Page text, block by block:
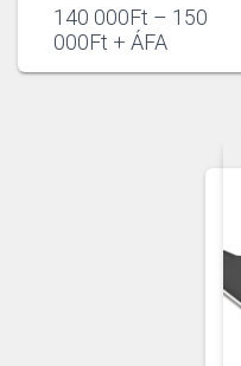
140 000Ft – 150
000Ft + ÁFA